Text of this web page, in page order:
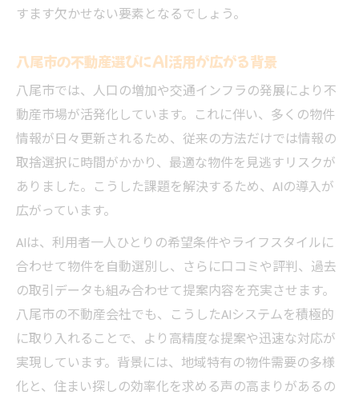
信頼できる不動産の条件とAI活用の関係性
AI導入が八尾市の不動産信頼度を高める理
由
口コミ評価で見る不動産会社の信頼性とは
八尾市で安心できる不動産選択の秘訣
トラブル予防に役立つAI技術の活用
不動産業界のトラブル回避にAI技術が活躍
八尾市の不動産取引でAIが安心をもたらす
理由
AI活用で賃貸や売買のトラブルを未然に防
ぐ
電話営業対策にAIを活かす不動産業界の工
夫
すます欠かせない要素となるでしょう。
八尾市の不動産選びにAI活用が広がる背景
八尾市では、人口の増加や交通インフラの発展により不
動産市場が活発化しています。これに伴い、多くの物件
情報が日々更新されるため、従来の方法だけでは情報の
取捨選択に時間がかかり、最適な物件を見逃すリスクが
ありました。こうした課題を解決するため、AIの導入が
広がっています。
AIは、利用者一人ひとりの希望条件やライフスタイルに
合わせて物件を自動選別し、さらに口コミや評判、過去
の取引データも組み合わせて提案内容を充実させます。
八尾市の不動産会社でも、こうしたAIシステムを積極的
に取り入れることで、より高精度な提案や迅速な対応が
実現しています。背景には、地域特有の物件需要の多様
化と、住まい探しの効率化を求める声の高まりがあるの